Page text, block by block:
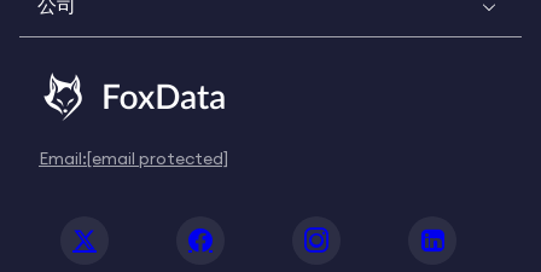
公司
Email:[email protected]